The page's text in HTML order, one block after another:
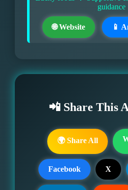
guidance
🌐 Website 📱
📲 Share This
🌍 Share All
Facebook X